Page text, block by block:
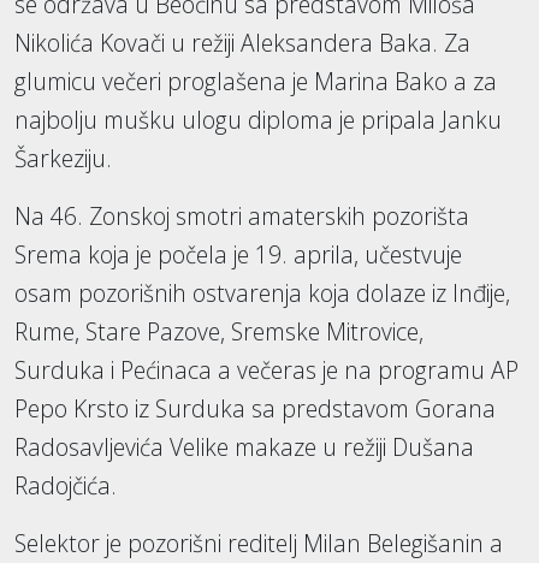
Nikolića Kovači u režiji Aleksandera Baka. Za
glumicu večeri proglašena je Marina Bako a za
najbolju mušku ulogu diploma je pripala Janku
Šarkeziju.
Na 46. Zonskoj smotri amaterskih pozorišta
Srema koja je počela je 19. aprila, učestvuje
osam pozorišnih ostvarenja koja dolaze iz Inđije,
Rume, Stare Pazove, Sremske Mitrovice,
Surduka i Pećinaca a večeras je na programu AP
Pepo Krsto iz Surduka sa predstavom Gorana
Radosavljevića Velike makaze u režiji Dušana
Radojčića.
Selektor je pozorišni reditelj Milan Belegišanin a